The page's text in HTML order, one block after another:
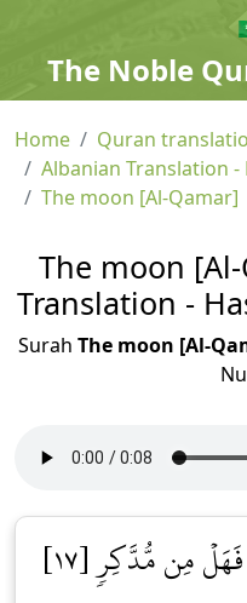
The Noble
Home
Quran
Albanian Translation -
The moon [Al-Qamar]
The moon
Translation -
Surah The moon [Al-
مِن مُّدَّكِرٖ [١٧]